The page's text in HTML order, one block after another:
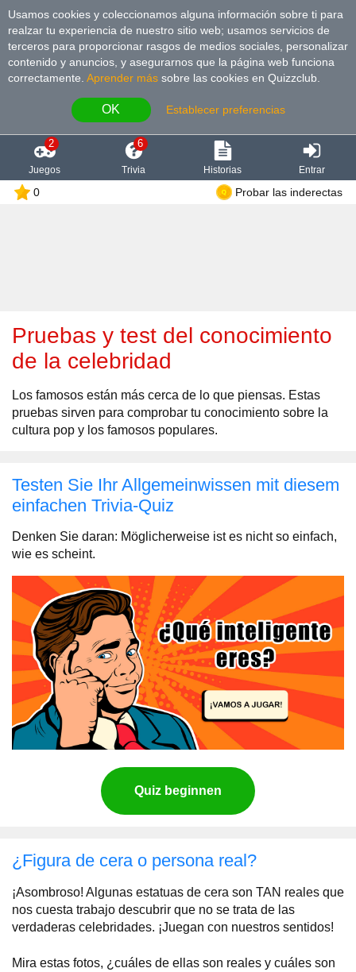
Usamos cookies y coleccionamos alguna información sobre ti para
realzar tu experiencia de nuestro sitio web; usamos servicios de
terceros para proporcionar rasgos de medios sociales, personalizar
contenido y anuncios, y asegurarnos que la página web funciona
correctamente. Aprender más sobre las cookies en Quizzclub.
OK Establecer preferencias
2
Juegos
6
Trivia Historias Entrar
0 Probar las inderectas
Pruebas y test del conocimiento
de la celebridad
Los famosos están más cerca de lo que piensas. Estas
pruebas sirven para comprobar tu conocimiento sobre la
cultura pop y los famosos populares.
Testen Sie Ihr Allgemeinwissen mit diesem
einfachen Trivia-Quiz
Denken Sie daran: Möglicherweise ist es nicht so einfach,
wie es scheint.
Quiz beginnen
¿Figura de cera o persona real?
¡Asombroso! Algunas estatuas de cera son TAN reales que
nos cuesta trabajo descubrir que no se trata de las
verdaderas celebridades. ¡Juegan con nuestros sentidos!
Mira estas fotos, ¿cuáles de ellas son reales y cuáles son